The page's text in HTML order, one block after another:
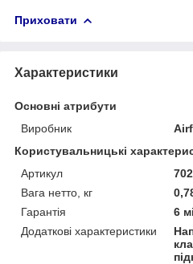
Приховати
Характеристики
Основні атрибути
Виробник
Користувальницькі
Артикул
Вага нетто, кг
Гарантія
6
Додаткові характеристики